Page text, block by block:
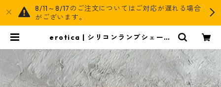
8/11～8/17のご注文についてはご対応が遅れる場合
がございます。
erotica | シリコンランプシェード